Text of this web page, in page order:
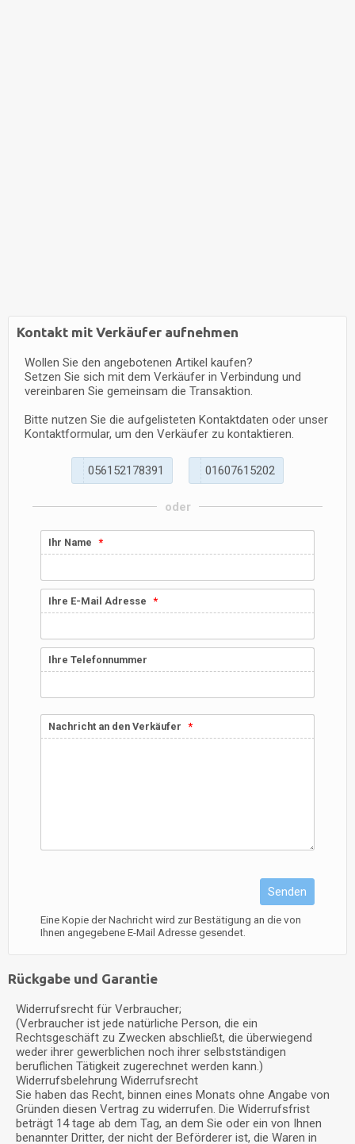
Kontakt mit Verkäufer aufnehmen
Wollen Sie den angebotenen Artikel kaufen?
Setzen Sie sich mit dem Verkäufer in Verbindung und
vereinbaren Sie gemeinsam die Transaktion.
Bitte nutzen Sie die aufgelisteten Kontaktdaten oder unser
Kontaktformular, um den Verkäufer zu kontaktieren.
1
9
3
8
7
1
2
5
1
6
5
0 2
0
2
5
1
6
7
0
6
1
0
oder
Ihr Name
Ihre E-Mail Adresse
Ihre Telefonnummer
Nachricht an den Verkäufer
Senden
Eine Kopie der Nachricht wird zur Bestätigung an die von
Ihnen angegebene E-Mail Adresse gesendet.
Rückgabe und Garantie
Widerrufsrecht für Verbraucher;
(Verbraucher ist jede natürliche Person, die ein
Rechtsgeschäft zu Zwecken abschließt, die überwiegend
weder ihrer gewerblichen noch ihrer selbstständigen
beruflichen Tätigkeit zugerechnet werden kann.)
Widerrufsbelehrung Widerrufsrecht
Sie haben das Recht, binnen eines Monats ohne Angabe von
Gründen diesen Vertrag zu widerrufen. Die Widerrufsfrist
beträgt 14 tage ab dem Tag, an dem Sie oder ein von Ihnen
benannter Dritter, der nicht der Beförderer ist, die Waren in